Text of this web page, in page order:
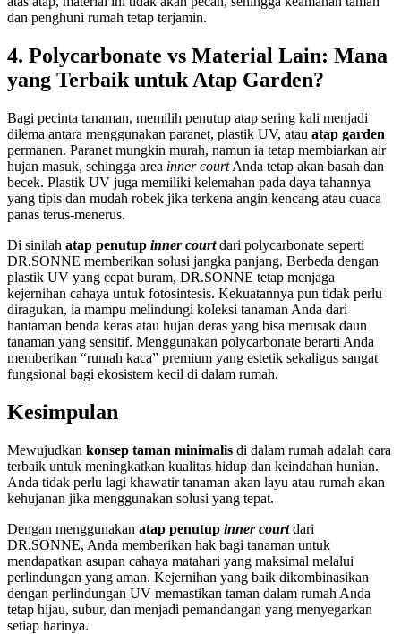
dan penghuni rumah tetap terjamin.
4. Polycarbonate vs Material Lain: Mana
yang Terbaik untuk Atap Garden?
Bagi pecinta tanaman, memilih penutup atap sering kali menjadi
dilema antara menggunakan paranet, plastik UV, atau atap garden
permanen. Paranet mungkin murah, namun ia tetap membiarkan air
hujan masuk, sehingga area inner courtAnda tetap akan basah dan
becek. Plastik UV juga memiliki kelemahan pada daya tahannya
yang tipis dan mudah robek jika terkena angin kencang atau cuaca
panas terus-menerus.
Di sinilah atap penutup inner courtdari polycarbonate seperti
DR.SONNE memberikan solusi jangka panjang. Berbeda dengan
plastik UV yang cepat buram, DR.SONNE tetap menjaga
kejernihan cahaya untuk fotosintesis. Kekuatannya pun tidak perlu
diragukan, ia mampu melindungi koleksi tanaman Anda dari
hantaman benda keras atau hujan deras yang bisa merusak daun
tanaman yang sensitif. Menggunakan polycarbonate berarti Anda
memberikan “rumah kaca” premium yang estetik sekaligus sangat
fungsional bagi ekosistem kecil di dalam rumah.
Kesimpulan
Mewujudkan konsep taman minimalis di dalam rumah adalah cara
terbaik untuk meningkatkan kualitas hidup dan keindahan hunian.
Anda tidak perlu lagi khawatir tanaman akan layu atau rumah akan
kehujanan jika menggunakan solusi yang tepat.
Dengan menggunakan atap penutup inner courtdari
DR.SONNE, Anda memberikan hak bagi tanaman untuk
mendapatkan asupan cahaya matahari yang maksimal melalui
perlindungan yang aman. Kejernihan yang baik dikombinasikan
dengan perlindungan UV memastikan taman dalam rumah Anda
tetap hijau, subur, dan menjadi pemandangan yang menyegarkan
setiap harinya.